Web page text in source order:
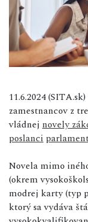
11.6.2024
zamestnancov z
vládnej novely
poslanci
Novela mimo
(okrem
modrej karty (typ
ktorý sa vydáva